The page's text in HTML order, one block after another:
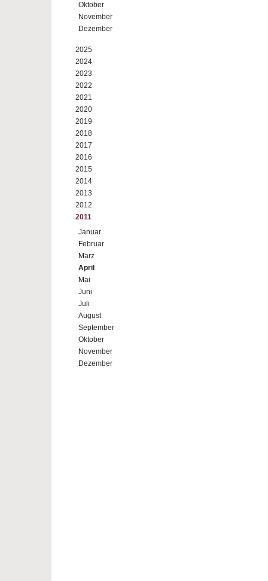
Oktober
November
Dezember
2025
2024
2023
2022
2021
2020
2019
2018
2017
2016
2015
2014
2013
2012
2011
Januar
Februar
März
April
Mai
Juni
Juli
August
September
Oktober
November
Dezember